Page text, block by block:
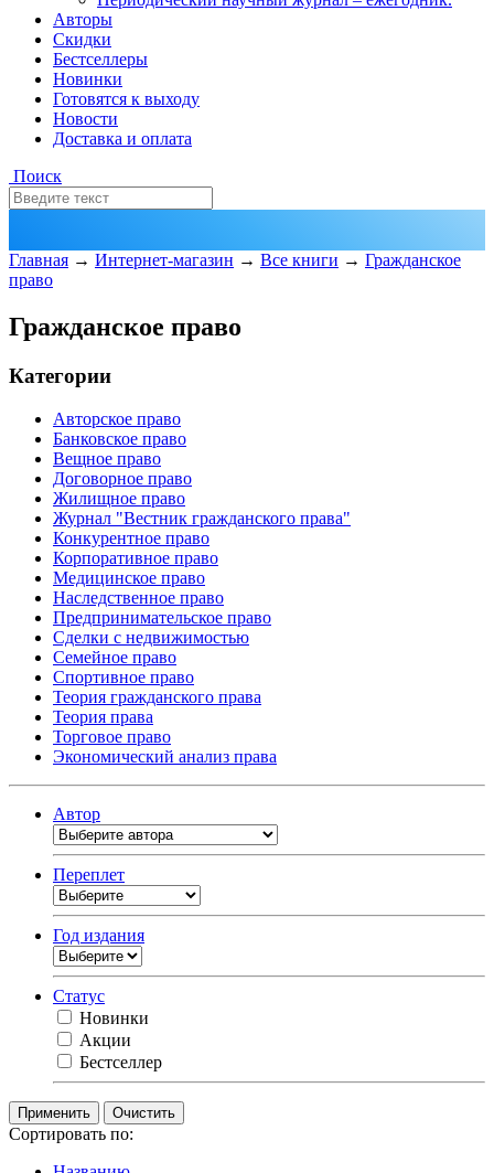
Авторы
Скидки
Бестселлеры
Новинки
Готовятся к выходу
Новости
Доставка и оплата
Поиск
Главная → Интернет-магазин → Все книги → Гражданское
право
Гражданское право
Категории
Авторское право
Банковское право
Вещное право
Договорное право
Жилищное право
Журнал "Вестник гражданского права"
Конкурентное право
Корпоративное право
Медицинское право
Наследственное право
Предпринимательское право
Сделки с недвижимостью
Семейное право
Спортивное право
Теория гражданского права
Теория права
Торговое право
Экономический анализ права
Автор
Переплет
Год издания
Статус
Новинки
Акции
Бестселлер
Очистить
Сортировать по: